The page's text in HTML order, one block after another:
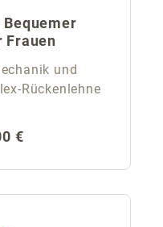
Bequemer
Frauen
und
Rückenlehne
Preis:
€